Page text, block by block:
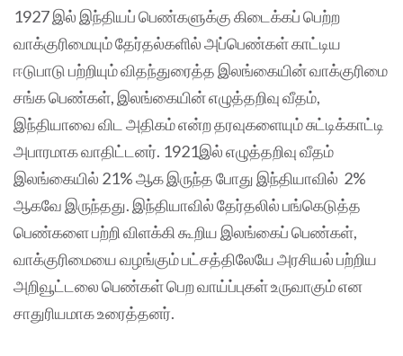
1927 இல் இந்தியப் பெண்களுக்கு கிடைக்கப் பெற்ற
வாக்குரிமையும் தேர்தல்களில் அப்பெண்கள் காட்டிய
ஈடுபாடு பற்றியும் விதந்துரைத்த இலங்கையின் வாக்குரிமை
சங்க பெண்கள், இலங்கையின் எழுத்தறிவு வீதம்,
இந்தியாவை விட அதிகம் என்ற தரவுகளையும் சுட்டிக்காட்டி
அபாரமாக வாதிட்டனர். 1921இல் எழுத்தறிவு வீதம்
இலங்கையில் 21% ஆக இருந்த போது இந்தியாவில் 2%
ஆகவே இருந்தது. இந்தியாவில் தேர்தலில் பங்கெடுத்த
பெண்களை பற்றி விளக்கி கூறிய இலங்கைப் பெண்கள்,
வாக்குரிமையை வழங்கும் பட்சத்திலேயே அரசியல் பற்றிய
அறிவூட்டலை பெண்கள் பெற வாய்ப்புகள் உருவாகும் என
சாதுரியமாக உரைத்தனர்.